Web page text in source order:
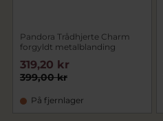
Pandora Trådhjerte Charm
forgyldt metalblanding
399,00 kr
319,20 kr
På fjernlager